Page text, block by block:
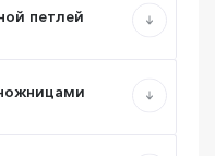
петлей